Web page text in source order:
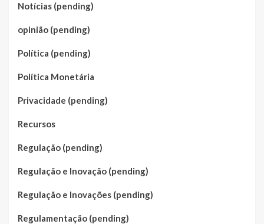
Notícias (pending)
opinião (pending)
Política (pending)
Política Monetária
Privacidade (pending)
Recursos
Regulação (pending)
Regulação e Inovação (pending)
Regulação e Inovações (pending)
Regulamentação (pending)